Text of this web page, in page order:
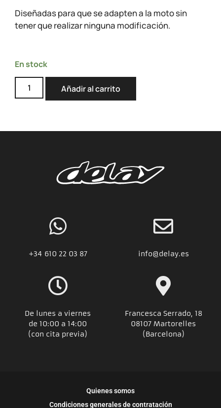
Diseñadas para que se adapten a la moto sin
tener que realizar ninguna modificación.
En stock
Añadir al carrito
+34 610 22 03 87 info@delay.es
De lunes a viernes
de 10:00 a 14:00
(con cita previa)
Francesca Serrado, 18
08107 Martorelles
(Barcelona)
Quienes somos
Condiciones generales de contratación